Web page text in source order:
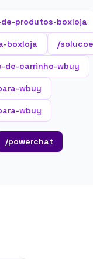
produtos-boxloja
boxloja /
de-carrinho-wbuy
wbuy
wbuy
/powerchat